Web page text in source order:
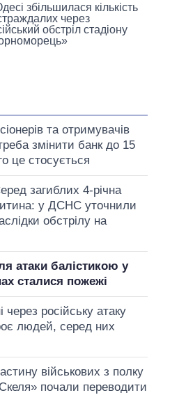
збільшилася кількість
через
обстріл стадіону
та отримувачів
змінити банк до 15
це стосується
загиблих 4-річна
у ДСНС уточнили
обстрілу на
атаки балістикою у
сталися пожежі
через російську атаку
людей, серед них
військових з полку
почали переводити